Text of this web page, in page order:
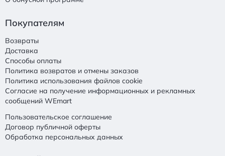
Покупателям
Возвраты
Доставка
Способы оплаты
Политика возвратов и отмены заказов
Политика использования файлов cookie
Согласие на получение информационных и рекламных
сообщений WEmart
Пользовательское соглашение
Договор публичной оферты
Обработка персональных данных